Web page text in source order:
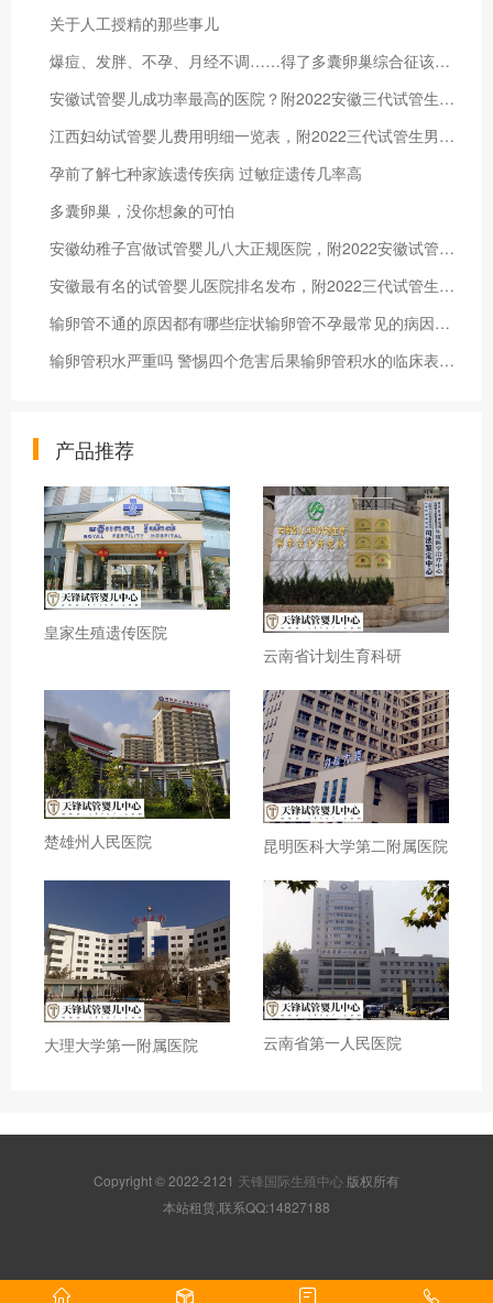
关于人工授精的那些事儿
​爆痘、发胖、不孕、月经不调……得了多囊卵巢综合征该怎么办？
安徽试管婴儿成功率最高的医院？附2022安徽三代试管生男孩收费详情
江西妇幼试管婴儿费用明细一览表，附2022三代试管生男孩条件解读
孕前了解七种家族遗传疾病 过敏症遗传几率高
多囊卵巢，没你想象的可怕
安徽幼稚子宫做试管婴儿八大正规医院，附2022安徽试管生男孩医院公开
安徽最有名的试管婴儿医院排名发布，附2022三代试管生男孩费用清单
输卵管不通的原因都有哪些症状输卵管不孕最常见的病因输卵管不孕的十大原因
输卵管积水严重吗 警惕四个危害后果输卵管积水的临床表现及时了解输卵管积水的症状
产品推荐
皇家生殖遗传医院
云南省计划生育科研
楚雄州人民医院 昆明医科大学第二附属医院
大理大学第一附属医院 云南省第一人民医院
Copyright © 2022-2121 天锋国际生殖中心 版权所有
本站租赁,联系QQ:14827188